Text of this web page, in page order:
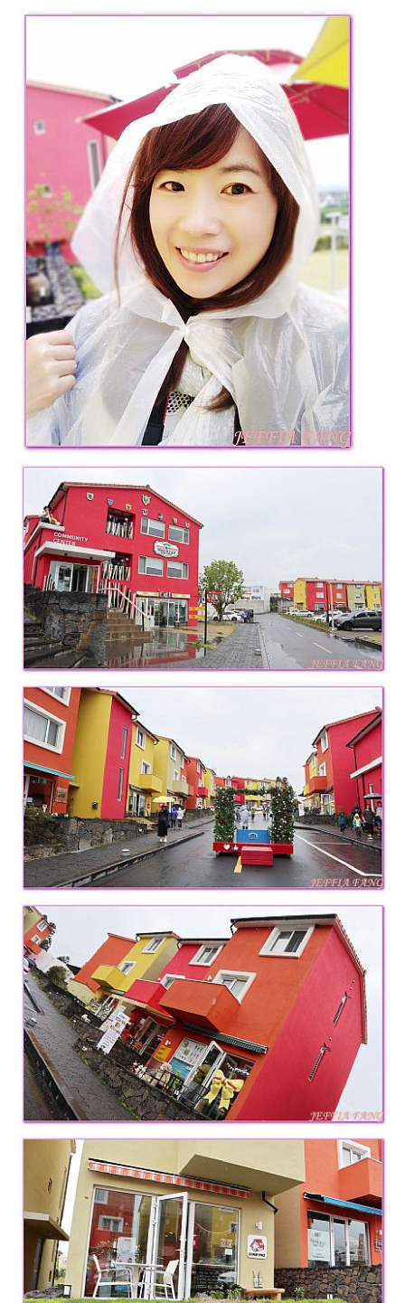
旅
誌
欄、
局
合
作
達
人
象。
★